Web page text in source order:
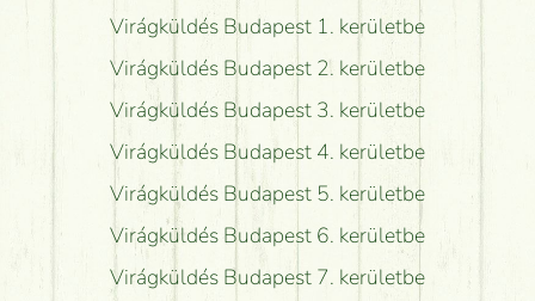
Virágküldés Budapest 1. kerületbe
Virágküldés Budapest 2. kerületbe
Virágküldés Budapest 3. kerületbe
Virágküldés Budapest 4. kerületbe
Virágküldés Budapest 5. kerületbe
Virágküldés Budapest 6. kerületbe
Virágküldés Budapest 7. kerületbe